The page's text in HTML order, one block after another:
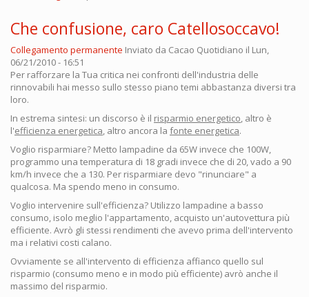
Che confusione, caro Catellosoccavo!
Collegamento permanente Inviato da Cacao Quotidiano il Lun,
06/21/2010 - 16:51
Per rafforzare la Tua critica nei confronti dell'industria delle
rinnovabili hai messo sullo stesso piano temi abbastanza diversi tra
loro.
In estrema sintesi: un discorso è il risparmio energetico , altro è
l'efficienza energetica , altro ancora la fonte energetica.
Voglio risparmiare? Metto lampadine da 65W invece che 100W,
programmo una temperatura di 18 gradi invece che di 20, vado a 90
km/h invece che a 130. Per risparmiare devo "rinunciare" a
qualcosa. Ma spendo meno in consumo.
Voglio intervenire sull'efficienza? Utilizzo lampadine a basso
consumo, isolo meglio l'appartamento, acquisto un'autovettura più
efficiente. Avrò gli stessi rendimenti che avevo prima dell'intervento
ma i relativi costi calano.
Ovviamente se all'intervento di efficienza affianco quello sul
risparmio (consumo meno e in modo più efficiente) avrò anche il
massimo del risparmio.